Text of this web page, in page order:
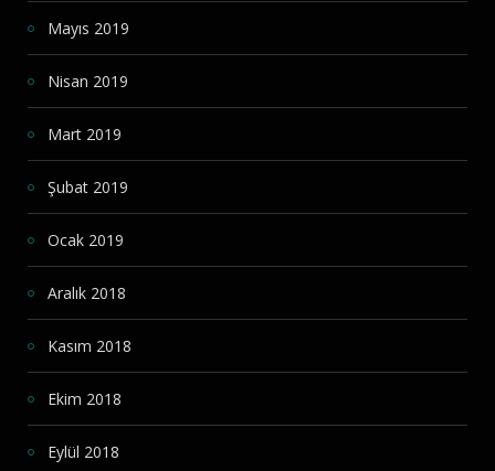
Mayıs 2019
Nisan 2019
Mart 2019
Şubat 2019
Ocak 2019
Aralık 2018
Kasım 2018
Ekim 2018
Eylül 2018